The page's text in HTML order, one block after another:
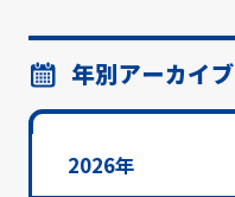
年別アーカイブ
2026年